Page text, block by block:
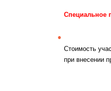
Специальное
Стоимость
при внесении